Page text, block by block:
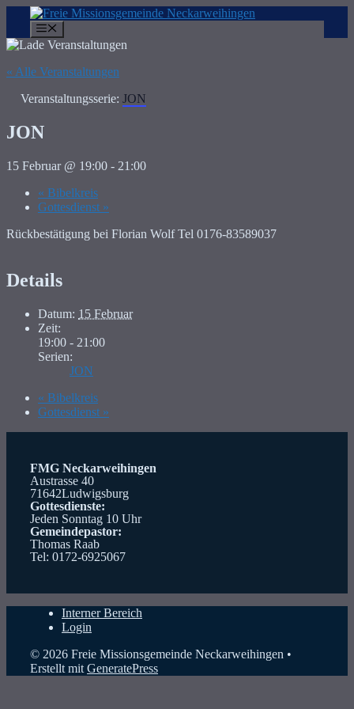
Inhalt
springen
« Alle Veranstaltungen
Veranstaltungsserie: JON
JON
15 Februar @ 19:00 - 21:00
« Bibelkreis
Gottesdienst »
Rückbestätigung bei Florian Wolf Tel 0176-83589037
Details
Datum: 15 Februar
Zeit:
19:00 - 21:00
Serien:
JON
« Bibelkreis
Gottesdienst »
FMG Neckarweihingen
Austrasse 40
71642Ludwigsburg
Gottesdienste:
Jeden Sonntag 10 Uhr
Gemeindepastor:
Thomas Raab
Tel: 0172-6925067
Interner Bereich
Login
© 2026 Freie Missionsgemeinde Neckarweihingen •
Erstellt mit GeneratePress